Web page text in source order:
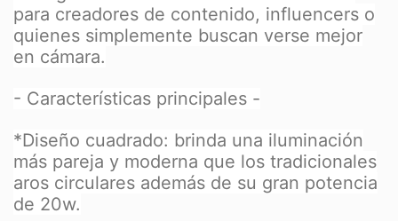
para creadores de contenido, influencers o
quienes simplemente buscan verse mejor
en cámara.
- Características principales -
*Diseño cuadrado: brinda una iluminación
más pareja y moderna que los tradicionales
aros circulares además de su gran potencia
de 20w.